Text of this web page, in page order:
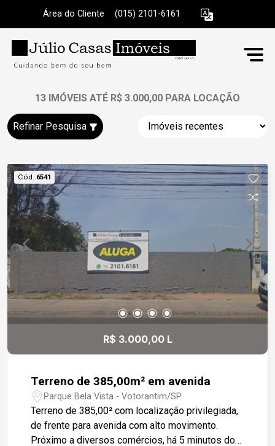
Área do Cliente (015) 2101-6161
13 IMÓVEIS ATÉ R$ 3.000,00 PARA LOCAÇÃO
Refinar Pesquisa
Cód. 6541
R$ 3.000,00 L
Terreno de 385,00m² em avenida
Parque Bela Vista - Votorantim/SP
Terreno de 385,00² com localização privilegiada,
de frente para avenida com alto movimento.
Próximo a diversos comércios, há 5 minutos do